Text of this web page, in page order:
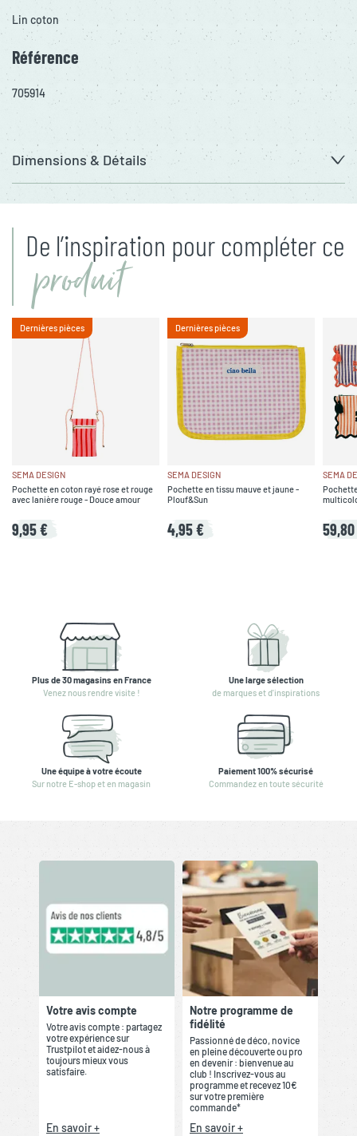
Lin coton
Référence
705914
Dimensions & Détails
De l’inspiration pour compléter ce
produit
Dernières pièces
SEMA DESIGN
Pochette en coton rayé rose et rouge
avec lanière rouge - Douce amour
9,95 €
Dernières pièces
SEMA DESIGN
Pochette en tissu mauve et jaune -
Plouf&Sun
4,95 €
SEMA
Plus de 30 magasins en France
Venez nous rendre visite !
Une large sélection
de marques et d'inspirations
Une équipe à votre écoute
Sur notre E-shop et en magasin
Paiement 100% sécurisé
Commandez en toute sécurité
Votre avis compte
Votre avis compte : partagez
votre expérience sur
Trustpilot et aidez-nous à
toujours mieux vous
satisfaire.
En savoir +
Notre programme de
fidélité
Passionné de déco, novice
en pleine découverte ou pro
en devenir : bienvenue au
club ! Inscrivez-vous au
programme et recevez 10€
sur votre première
commande*
En savoir +